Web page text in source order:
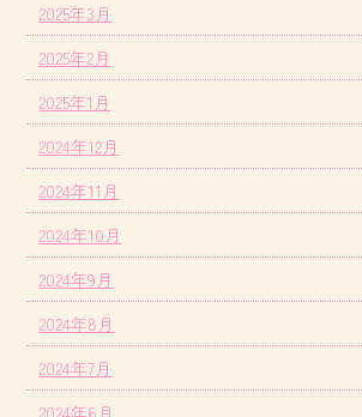
2025年3月
2025年2月
2025年1月
2024年12月
2024年11月
2024年10月
2024年9月
2024年8月
2024年7月